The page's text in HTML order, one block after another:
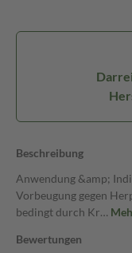
Beschreibung
Anwendung &amp;
Vorbeugung gegen
bedingt durch Kr…
Bewertungen